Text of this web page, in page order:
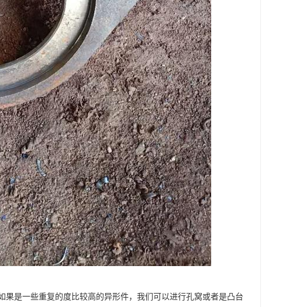
是一些重复的度比较高的异形件，我们可以进行孔窝或者是凸台